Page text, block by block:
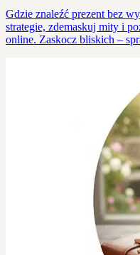
Gdzie znaleźć prezent bez
strategie, zdemaskuj mity i
online. Zaskocz bliskich –